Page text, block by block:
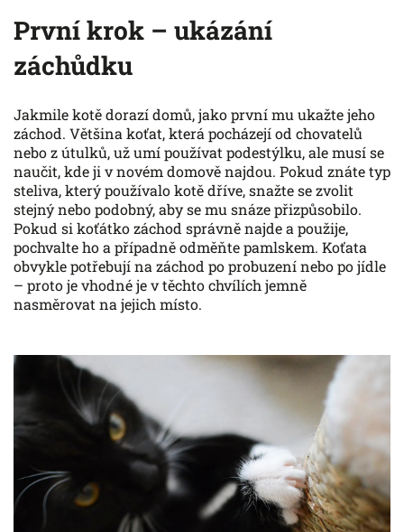
První krok – ukázání
záchůdku
Jakmile kotě dorazí domů, jako první mu ukažte jeho
záchod. Většina koťat, která pocházejí od chovatelů
nebo z útulků, už umí používat podestýlku, ale musí se
naučit, kde ji v novém domově najdou. Pokud znáte typ
steliva, který používalo kotě dříve, snažte se zvolit
stejný nebo podobný, aby se mu snáze přizpůsobilo.
Pokud si koťátko záchod správně najde a použije,
pochvalte ho a případně odměňte pamlskem. Koťata
obvykle potřebují na záchod po probuzení nebo po jídle
– proto je vhodné je v těchto chvílích jemně
nasměrovat na jejich místo.